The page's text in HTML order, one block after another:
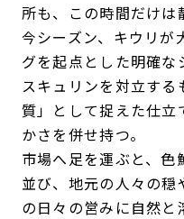
所も、この時間だけは
今シーズン、キウリが
グを起点とした明確
スキュリンを対立す
質」として捉えた仕立
かさを併せ持つ。
市場へ足を運ぶと、色
並び、地元の人々の
の日々の営みに自然